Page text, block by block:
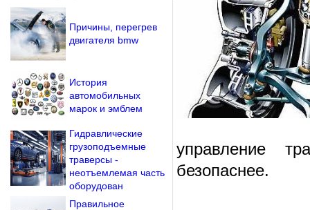
управление
безопаснее.
Напомнить пароль?
Причины, перегрев
двигателя bmw
История
автомобильных
марок и эмблем
Гидравлические
грузоподъемные
траверсы -
неотъемлемая часть
оборудован
Правильное